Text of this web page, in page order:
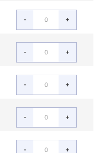
- +
- +
- +
- +
- +